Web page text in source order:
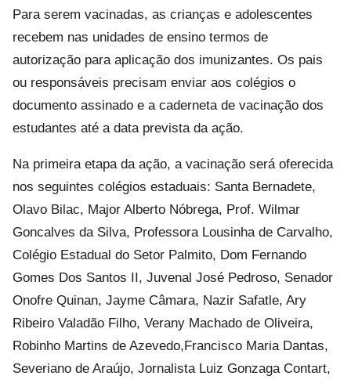
Para serem vacinadas, as crianças e adolescentes
recebem nas unidades de ensino termos de
autorização para aplicação dos imunizantes. Os pais
ou responsáveis precisam enviar aos colégios o
documento assinado e a caderneta de vacinação dos
estudantes até a data prevista da ação.
Na primeira etapa da ação, a vacinação será oferecida
nos seguintes colégios estaduais: Santa Bernadete,
Olavo Bilac, Major Alberto Nóbrega, Prof. Wilmar
Goncalves da Silva, Professora Lousinha de Carvalho,
Colégio Estadual do Setor Palmito, Dom Fernando
Gomes Dos Santos II, Juvenal José Pedroso, Senador
Onofre Quinan, Jayme Câmara, Nazir Safatle, Ary
Ribeiro Valadão Filho, Verany Machado de Oliveira,
Robinho Martins de Azevedo,Francisco Maria Dantas,
Severiano de Araújo, Jornalista Luiz Gonzaga Contart,